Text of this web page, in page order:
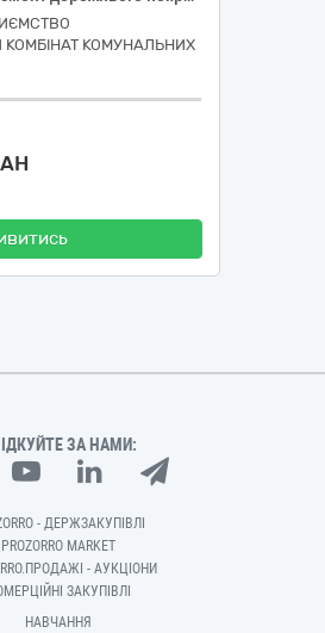
КОМУНАЛЬНИХ
ЗА НАМИ:
- ДЕРЖЗАКУПІВЛІ
PROZORRO MARKET
- АУКЦІОНИ
ЗАКУПІВЛІ
НАВЧАННЯ